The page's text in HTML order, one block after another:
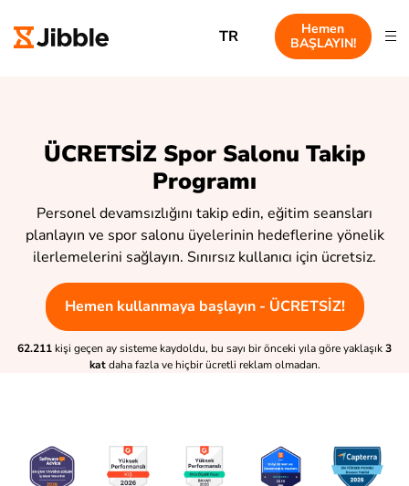
TR
Hemen
BAŞLAYIN!
ÜCRETSİZ Spor Salonu Takip
Programı
Personel devamsızlığını takip edin, eğitim seansları
planlayın ve spor salonu üyelerinin hedeflerine yönelik
ilerlemelerini sağlayın. Sınırsız kullanıcı için ücretsiz.
Hemen kullanmaya başlayın - ÜCRETSİZ!
62.211kişi geçen ay sisteme kaydoldu, bu sayı bir önceki yıla göre yaklaşık3
kat daha fazla ve hiçbir ücretli reklam olmadan.